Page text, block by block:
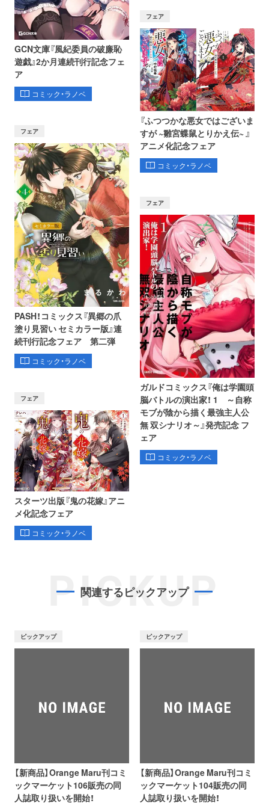
GCN文庫『風紀委員の破廉恥
遊戯』2か月連続刊行記念フェ
ア
コミック・ラノベ
フェア
PASH！コミックス『異郷の爪
塗り見習い セミカラー版』連
続刊行記念フェア 第二弾
コミック・ラノベ
フェア
『ふつつかな悪女ではございま
すが ~雛宮蝶鼠とりかえ伝~ 』
アニメ化記念フェア
コミック・ラノベ
フェア
スターツ出版『鬼の花嫁』アニ
メ化記念フェア
コミック・ラノベ
フェア
ガルドコミックス『俺は学園頭
脳バトルの演出家！ 1 ～自称
モブが陰から描く最強主人公
無 双シナリオ～』発売記念 フ
ェア
コミック・ラノベ
PICKUP
関連するピックアップ
ピックアップ
【新商品】Orange Maru刊コミ
ックマーケット106販売の同
人誌取り扱いを開始！
ピックアップ
【新商品】Orange Maru刊コミ
ックマーケット104販売の同
人誌取り扱いを開始！